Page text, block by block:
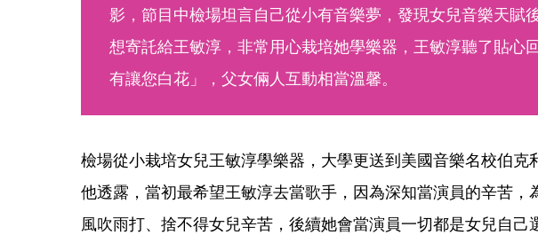
影，節目中檢場坦言自己從小有音樂夢，發現女兒音樂天賦
想寄託給王敏淳，非常用心栽培她學樂器，王敏淳聽了貼心
有讓您白花」，父女倆人互動相當溫馨。
檢場從小栽培女兒王敏淳學樂器，大學更送到美國音樂名校伯克
他透露，當初最希望王敏淳去當歌手，因為深知當演員的辛苦，
風吹雨打、捨不得女兒辛苦，後續她會當演員一切都是女兒自己